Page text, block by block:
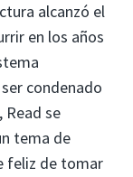
alcanzó el
en los años
condenado
Read se
tema de
feliz de tomar